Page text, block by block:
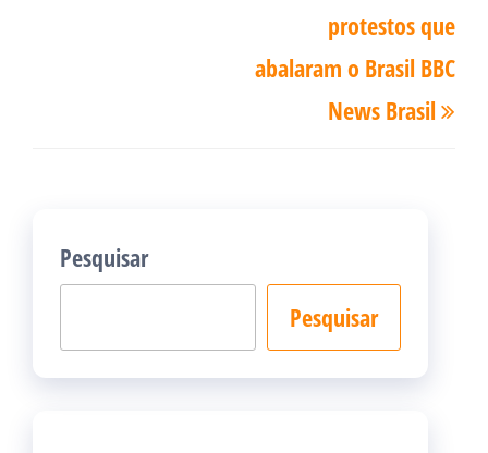
protestos que
abalaram o Brasil BBC
News Brasil
Pesquisar
Pesquisar